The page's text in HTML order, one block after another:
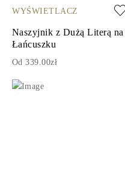
WYŚWIETLACZ
Naszyjnik z Dużą Literą na
Łańcuszku
Od 339.00zł